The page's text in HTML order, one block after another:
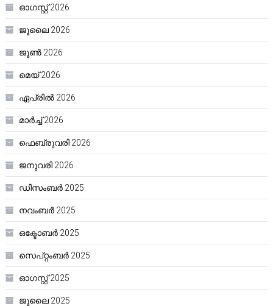
ഓഗസ്റ്റ്‌ 2026
ജൂലൈ 2026
ജൂൺ 2026
മെയ്‌ 2026
ഏപ്രിൽ 2026
മാർച്ച്‌ 2026
ഫെബ്രുവരി 2026
ജനുവരി 2026
ഡിസംബർ 2025
നവംബർ 2025
ഒക്ടോബർ 2025
സെപ്റ്റംബർ 2025
ഓഗസ്റ്റ്‌ 2025
ജൂലൈ 2025